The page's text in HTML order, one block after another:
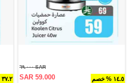
١٤.٥ % خصم
SAR ٦٩.٠٠٠
SAR 59.000 ٣٧.٢ % خصم